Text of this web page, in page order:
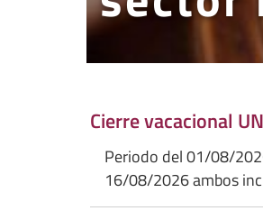
Cierre vacacional
Periodo del 01/08/
16/08/2026 ambos